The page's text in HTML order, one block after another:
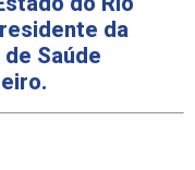
da
Saúde